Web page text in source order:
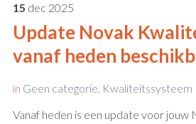
15 dec 2025
Update Novak
vanaf heden
in Geen categorie, Kwaliteitssysteem
Vanaf heden is een update voor jouw